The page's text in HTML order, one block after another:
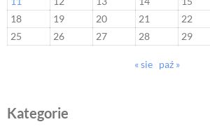
18
19 20 21 22
25
26 27 28 29
« sie paź »
Kategorie